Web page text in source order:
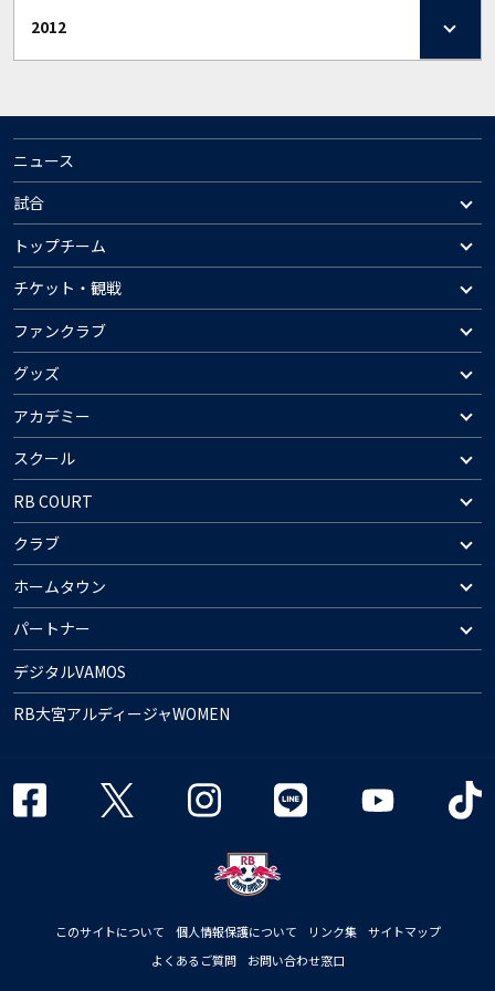
2012
ニュース
試合
トップチーム
チケット・観戦
ファンクラブ
グッズ
アカデミー
スクール
RB COURT
クラブ
ホームタウン
パートナー
デジタルVAMOS
RB大宮アルディージャWOMEN
このサイトについて 個人情報保護について リンク集
サイトマップ
よくあるご質問
お問い合わせ窓口